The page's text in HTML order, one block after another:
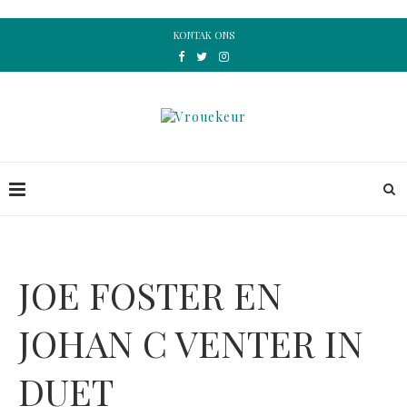
KONTAK ONS
JOE FOSTER EN
JOHAN C VENTER IN
DUET